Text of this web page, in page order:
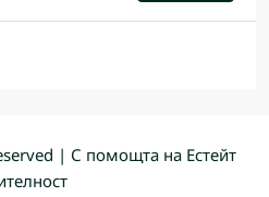
| С помощта на Естейт